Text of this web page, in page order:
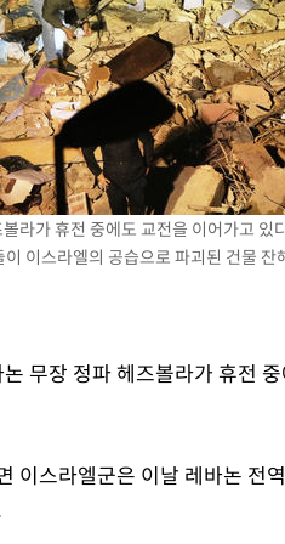
라가 휴전 중에도 교전을 이어가고 있
이스라엘의 공습으로 파괴된 건물 잔
무장 정파 헤즈볼라가 휴전
이스라엘군은 이날 레바논 전